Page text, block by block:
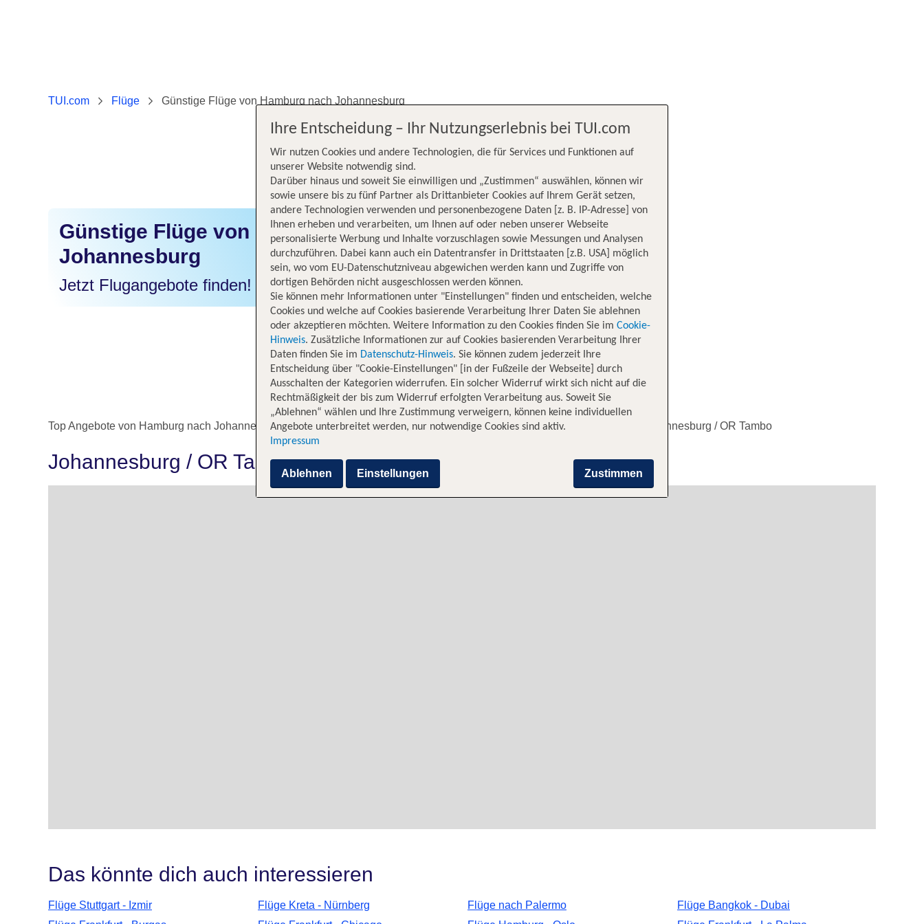
TUI.com Flüge Günstige Flüge von Hamburg nach Johannesburg
Günstige Flüge von Hamburg nach
Johannesburg
Jetzt Flugangebote finden!
Top Angebote von Hamburg nach Johannesburg / OR Tambo Alternative Flugverbindungen nach Johannesburg / OR Tambo
Johannesburg / OR Tambo erkunden
Das könnte dich auch interessieren
Flüge Stuttgart - Izmir Flüge Kreta - Nürnberg Flüge nach Palermo
Flüge Bangkok - Dubai
Ihre Entscheidung – Ihr Nutzungserlebnis bei TUI.com
Wir nutzen Cookies und andere Technologien, die für Services und Funktionen auf
unserer Website notwendig sind.
Darüber hinaus und soweit Sie einwilligen und „Zustimmen“ auswählen, können wir
sowie unsere bis zu fünf Partner als Drittanbieter Cookies auf Ihrem Gerät setzen,
andere Technologien verwenden und personenbezogene Daten [z. B. IP-Adresse] von
Ihnen erheben und verarbeiten, um Ihnen auf oder neben unserer Webseite
personalisierte Werbung und Inhalte vorzuschlagen sowie Messungen und Analysen
durchzuführen. Dabei kann auch ein Datentransfer in Drittstaaten [z.B. USA] möglich
sein, wo vom EU-Datenschutzniveau abgewichen werden kann und Zugriffe von
dortigen Behörden nicht ausgeschlossen werden können.
Sie können mehr Informationen unter "Einstellungen" finden und entscheiden, welche
Cookies und welche auf Cookies basierende Verarbeitung Ihrer Daten Sie ablehnen
oder akzeptieren möchten. Weitere Information zu den Cookies finden Sie im Cookie-
Hinweis. Zusätzliche Informationen zur auf Cookies basierenden Verarbeitung Ihrer
Daten finden Sie im Datenschutz-Hinweis. Sie können zudem jederzeit Ihre
Entscheidung über "Cookie-Einstellungen" [in der Fußzeile der Webseite] durch
Ausschalten der Kategorien widerrufen. Ein solcher Widerruf wirkt sich nicht auf die
Rechtmäßigkeit der bis zum Widerruf erfolgten Verarbeitung aus. Soweit Sie
„Ablehnen“ wählen und Ihre Zustimmung verweigern, können keine individuellen
Angebote unterbreitet werden, nur notwendige Cookies sind aktiv.
Impressum
Zustimmen
Ablehnen Einstellungen